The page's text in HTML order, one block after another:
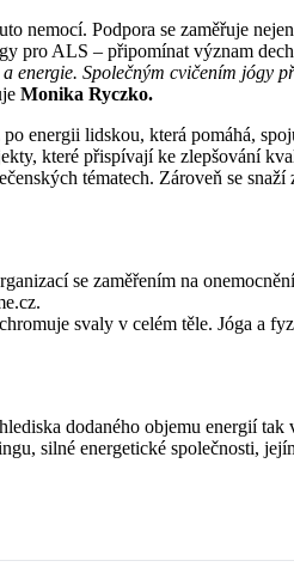
nemocí. Podpora se zaměřuje
pro ALS – připomínat význam
energie. Společným cvičením jógy
Monika Ryczko.
energii lidskou, která pomáhá,
které přispívají ke zlepšování
tématech. Zároveň se snaží
se zaměřením na
svaly v celém těle. Jóga a
dodaného objemu energií
silné energetické společnosti,